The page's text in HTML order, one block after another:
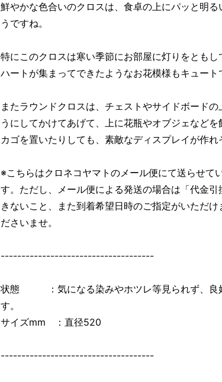
鮮やかな色合いのクロスは、食卓の上にパッと明
うですね。
特にこのクロスは寒い季節にお部屋に灯りをともし
ハートが集まってできたようなお花模様もキュート
またラウンドクロスは、チェストやサイドボード
うにしてかけてあげて、上に花瓶やオブジェなど
カゴを置いたりしても、素敵なディスプレイが作れ
※こちらはクロネコヤマトのメール便にて送らせて
す。ただし、メール便による発送の場合は「代金
きないこと、また到着希望日時のご指定がいただけ
ださいませ。
-------------------------------------
状態 ：気になる染みやホツレ等見られず、良
す。
サイズmm ：直径520
-------------------------------------